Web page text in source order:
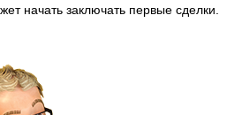
начать заключать первые сделки.